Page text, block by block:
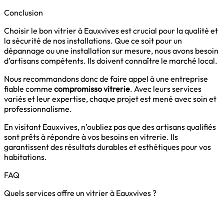
Conclusion
Choisir le bon vitrier à Eauxvives est crucial pour la qualité et
la sécurité de nos installations. Que ce soit pour un
dépannage ou une installation sur mesure, nous avons besoin
d’artisans compétents. Ils doivent connaître le marché local.
Nous recommandons donc de faire appel à une entreprise
fiable comme compromisso vitrerie. Avec leurs services
variés et leur expertise, chaque projet est mené avec soin et
professionnalisme.
En visitant Eauxvives, n’oubliez pas que des artisans qualifiés
sont prêts à répondre à vos besoins en vitrerie. Ils
garantissent des résultats durables et esthétiques pour vos
habitations.
FAQ
Quels services offre un vitrier à Eauxvives ?